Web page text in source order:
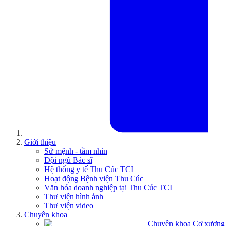
Giới thiệu
Sứ mệnh - tầm nhìn
Đội ngũ Bác sĩ
Hệ thống y tế Thu Cúc TCI
Hoạt động Bệnh viện Thu Cúc
Văn hóa doanh nghiệp tại Thu Cúc TCI
Thư viện hình ảnh
Thư viện video
Chuyên khoa
Chuyên khoa Cơ